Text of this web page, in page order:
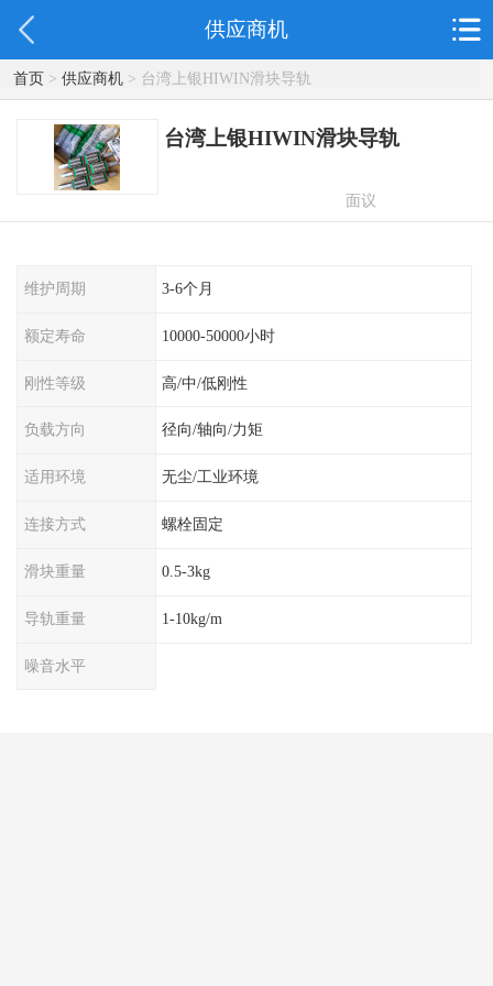
供应商机
首页> 供应商机> 台湾上银HIWIN滑块导轨
台湾上银HIWIN滑块导轨
面议
维护周期 3-6个月
额定寿命 10000-50000小时
刚性等级 高/中/低刚性
负载方向 径向/轴向/力矩
适用环境 无尘/工业环境
连接方式 螺栓固定
滑块重量 0.5-3kg
导轨重量 1-10kg/m
噪音水平